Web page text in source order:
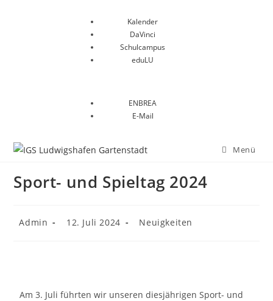
Kalender
DaVinci
Schulcampus
eduLU
ENBREA
E-Mail
Menü
Sport- und Spieltag 2024
Admin 12. Juli 2024 Neuigkeiten
Am 3. Juli führten wir unseren diesjährigen Sport- und